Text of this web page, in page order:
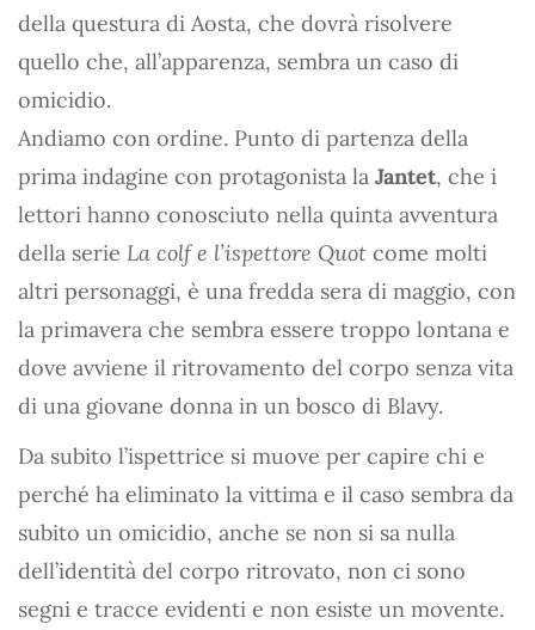
della questura di Aosta, che dovrà risolvere
quello che, all’apparenza, sembra un caso di
omicidio.
Andiamo con ordine. Punto di partenza della
prima indagine con protagonista la Jantet, che i
lettori hanno conosciuto nella quinta avventura
della serie La colf e l’ispettore Quot come molti
altri personaggi, è una fredda sera di maggio, con
la primavera che sembra essere troppo lontana e
dove avviene il ritrovamento del corpo senza vita
di una giovane donna in un bosco di Blavy.
Da subito l’ispettrice si muove per capire chi e
perché ha eliminato la vittima e il caso sembra da
subito un omicidio, anche se non si sa nulla
dell’identità del corpo ritrovato, non ci sono
segni e tracce evidenti e non esiste un movente.